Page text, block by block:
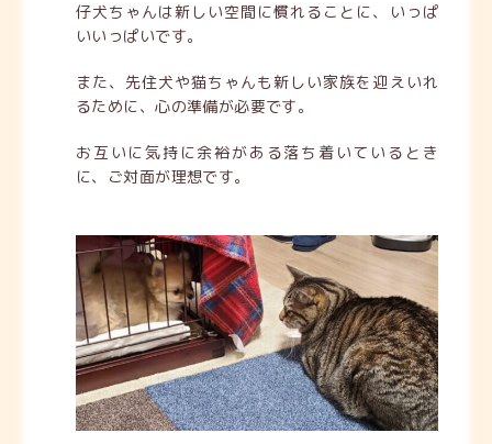
仔犬ちゃんは新しい空間に慣れることに、いっぱ
いいっぱいです。
また、先住犬や猫ちゃんも新しい家族を迎えいれ
るために、心の準備が必要です。
お互いに気持に余裕がある落ち着いているとき
に、ご対面が理想です。